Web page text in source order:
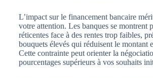
L’impact sur le financement bancaire
votre attention. Les banques se montrent
réticentes face à des rentes trop faibles,
bouquets élevés qui réduisent le montant
Cette contrainte peut orienter la
pourcentages supérieurs à vos souhaits